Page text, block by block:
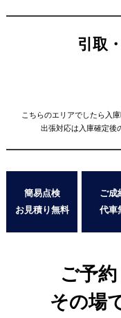
引取
こちらのエリアでしたら入
出張対応は入庫確定後
簡易点検
お見積り無料
ご成
代車
ご予
その場